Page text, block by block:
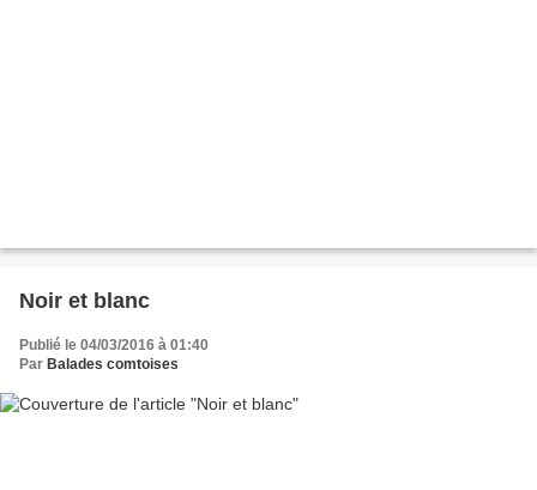
Noir et blanc
Publié le 04/03/2016 à 01:40
Par Balades comtoises